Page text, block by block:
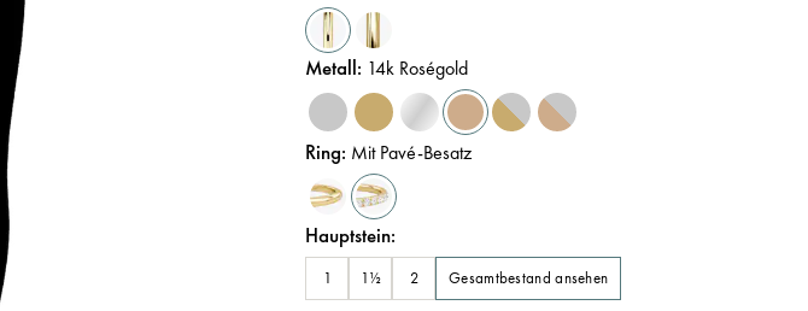
Metall: 14k Roségold
Ring: Mit Pavé-Besatz
Hauptstein:
1 1½ 2 Gesamtbestand ansehen